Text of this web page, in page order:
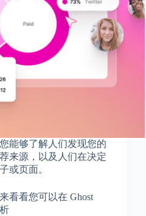
能够了解人们发现您的
来源，以及人们在决定
或页面。
看看您可以在 Ghost